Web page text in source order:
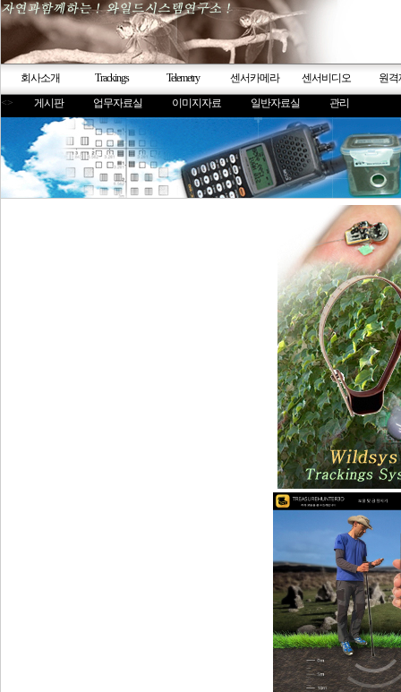
회사소개 Trackings Telemetry 센서카메라 센서비디오
원격
<>
게시판 업무자료실 이미지자료 일반자료실 관리